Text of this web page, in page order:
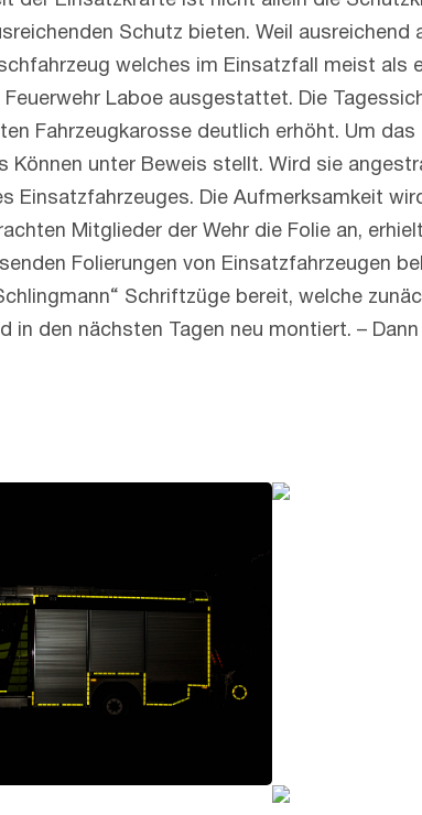
Schutz bieten. Weil
welches im Einsatzfall meist als
Feuerwehr Laboe ausgestattet. Die
Fahrzeugkarosse deutlich erhöht. Um
Können unter Beweis stellt. Wird sie
Einsatzfahrzeuges. Die Aufmerksamkeit
Mitglieder der Wehr die Folie an,
Folierungen von Einsatzfahrzeugen
Schriftzüge bereit, welche
in den nächsten Tagen neu montiert. –